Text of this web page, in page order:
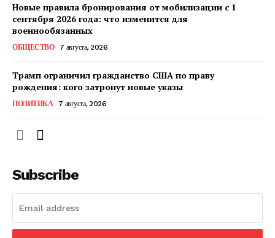
Новые правила бронирования от мобилизации с 1
сентября 2026 года: что изменится для
военнообязанных
ОБЩЕСТВО 7 августа, 2026
Трамп ограничил гражданство США по праву
рождения: кого затронут новые указы
ПОЛИТИКА 7 августа, 2026
Subscribe